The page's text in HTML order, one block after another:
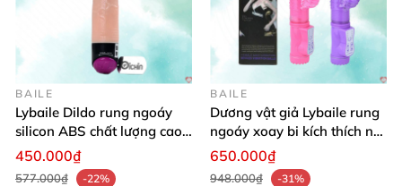
BAILE
Lybaile Dildo rung ngoáy
silicon ABS chất lượng cao
kích thước chuẩn
450.000₫
577.000₫
-22%
BAILE
Dương vật giả Lybaile rung
ngoáy xoay bi kích thích nữ
thủ dâm
650.000₫
948.000₫
-31%